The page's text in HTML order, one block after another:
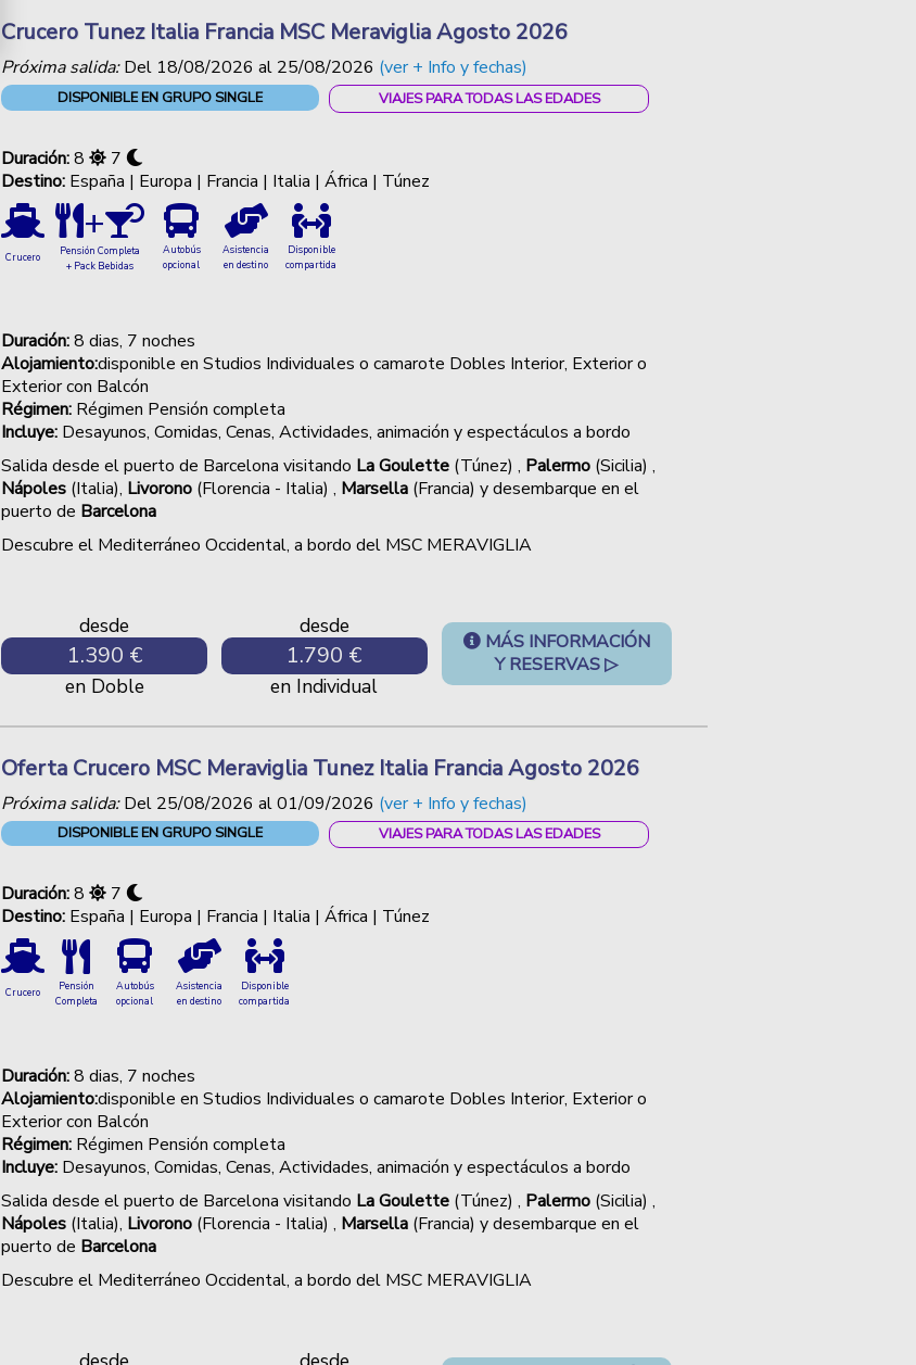
Crucero Tunez Italia Francia MSC Meraviglia Agosto 2026
Próxima salida:Del 18/08/2026 al 25/08/2026 (ver + Info y fechas)
DISPONIBLE EN GRUPO SINGLE VIAJES PARA TODAS LAS EDADES
Duración:8
7
Destino: España | Europa | Francia | Italia | África | Túnez
Crucero
+
Pensión Completa
+ Pack Bebidas
Autobús
opcional
Asistencia
en destino
Disponible
compartida
Duración:8 dias, 7 noches
Alojamiento:disponible en Studios Individuales o camarote Dobles Interior, Exterior o
Exterior con Balcón
Régimen: Régimen Pensión completa
Incluye: Desayunos, Comidas, Cenas, Actividades, animación y espectáculos a bordo
Salida desde el puerto de Barcelona visitando La Goulette (Túnez) , Palermo (Sicilia) ,
Nápoles (Italia), Livorono (Florencia - Italia) , Marsella (Francia) y desembarque en el
puerto de Barcelona
Descubre el Mediterráneo Occidental, a bordo del MSC MERAVIGLIA
desde
1.390 €
en Doble
desde
1.790 €
en Individual
MÁS INFORMACIÓN
Y RESERVAS ▷
Oferta Crucero MSC Meraviglia Tunez Italia Francia Agosto 2026
Próxima salida:Del 25/08/2026 al01/09/2026 (ver + Info y fechas)
DISPONIBLE EN GRUPO SINGLE VIAJES PARA TODAS LAS EDADES
Duración:8
7
Destino: España | Europa | Francia | Italia | África | Túnez
Crucero
Pensión
Completa
Autobús
opcional
Asistencia
en destino
Disponible
compartida
Duración:8 dias, 7 noches
Alojamiento:disponible en Studios Individuales o camarote Dobles Interior, Exterior o
Exterior con Balcón
Régimen: Régimen Pensión completa
Incluye: Desayunos, Comidas, Cenas, Actividades, animación y espectáculos a bordo
Salida desde el puerto de Barcelona visitando La Goulette (Túnez) , Palermo (Sicilia) ,
Nápoles (Italia), Livorono (Florencia - Italia) , Marsella (Francia) y desembarque en el
puerto de Barcelona
Descubre el Mediterráneo Occidental, a bordo del MSC MERAVIGLIA